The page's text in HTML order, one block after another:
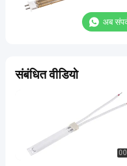
अब
संबंधित वीडियो